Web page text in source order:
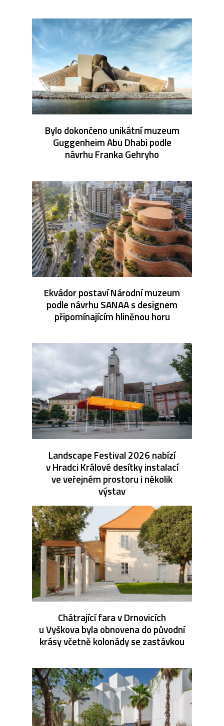
Bylo dokončeno unikátní muzeum
Guggenheim Abu Dhabi podle
návrhu Franka Gehryho
Ekvádor postaví Národní muzeum
podle návrhu SANAA s designem
připomínajícím hliněnou horu
Landscape Festival 2026 nabízí
v Hradci Králové desítky instalací
ve veřejném prostoru i několik
výstav
Chátrající fara v Drnovicích
u Vyškova byla obnovena do původní
krásy včetně kolonády se zastávkou